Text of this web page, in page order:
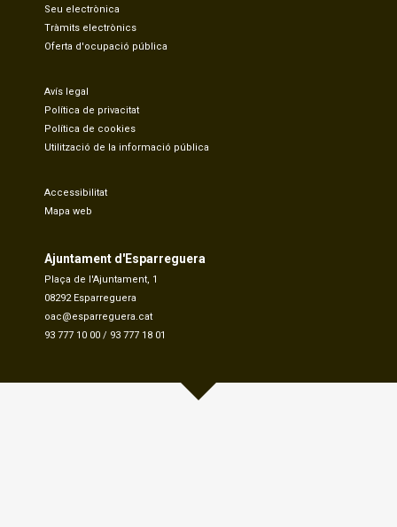
Seu electrònica
Tràmits electrònics
Oferta d'ocupació pública
Avís legal
Política de privacitat
Política de cookies
Utilització de la informació pública
Accessibilitat
Mapa web
Ajuntament d'Esparreguera
Plaça de l'Ajuntament, 1
08292 Esparreguera
oac@esparreguera.cat
93 777 10 00 / 93 777 18 01